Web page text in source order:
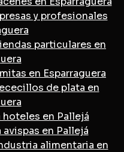
y profesionales
particulares en
en Esparraguera
de plata en
en Pallejá
en Pallejá
alimentaria en